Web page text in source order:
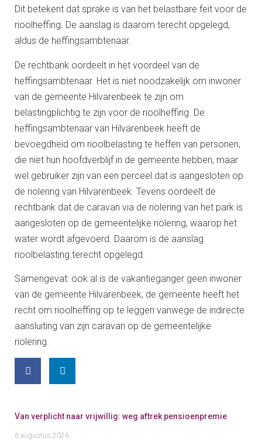
Dit betekent dat sprake is van het belastbare feit voor de
rioolheffing. De aanslag is daarom terecht opgelegd,
aldus de heffingsambtenaar.
De rechtbank oordeelt in het voordeel van de
heffingsambtenaar. Het is niet noodzakelijk om inwoner
van de gemeente Hilvarenbeek te zijn om
belastingplichtig te zijn voor de rioolheffing. De
heffingsambtenaar van Hilvarenbeek heeft de
bevoegdheid om rioolbelasting te heffen van personen,
die niet hun hoofdverblijf in de gemeente hebben, maar
wel gebruiker zijn van een perceel dat is aangesloten op
de riolering van Hilvarenbeek. Tevens oordeelt de
rechtbank dat de caravan via de riolering van het park is
aangesloten op de gemeentelijke riolering, waarop het
water wordt afgevoerd. Daarom is de aanslag
rioolbelasting terecht opgelegd.
Samengevat: ook al is de vakantieganger geen inwoner
van de gemeente Hilvarenbeek, de gemeente heeft het
recht om rioolheffing op te leggen vanwege de indirecte
aansluiting van zijn caravan op de gemeentelijke
riolering.
Van verplicht naar vrijwillig: weg aftrek pensioenpremie
6 augustus 2026